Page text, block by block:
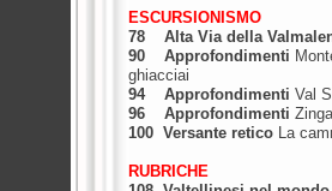
ESCURSIONISMO
78
A lta Via della
90
Approfondimenti
ghiacciai
94
Approfondimenti Val
96 Approfondimenti
100 Versante retico La
RUBRICHE